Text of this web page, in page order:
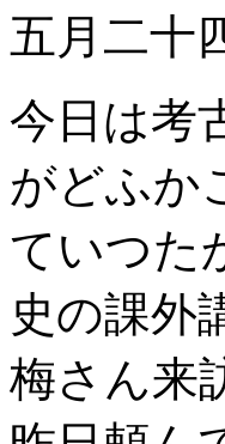
五月二十
今日は考
がどふか
ていつた
史の課外
梅さん来